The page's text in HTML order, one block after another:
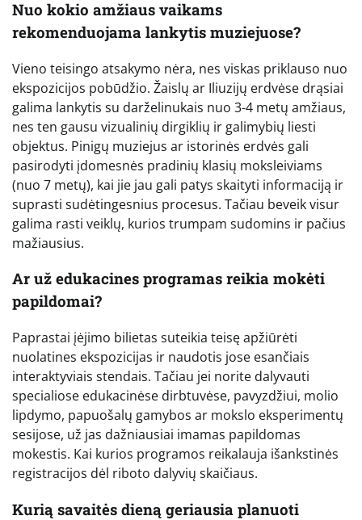
Nuo kokio amžiaus vaikams
rekomenduojama lankytis muziejuose?
Vieno teisingo atsakymo nėra, nes viskas priklauso nuo
ekspozicijos pobūdžio. Žaislų ar Iliuzijų erdvėse drąsiai
galima lankytis su darželinukais nuo 3-4 metų amžiaus,
nes ten gausu vizualinių dirgiklių ir galimybių liesti
objektus. Pinigų muziejus ar istorinės erdvės gali
pasirodyti įdomesnės pradinių klasių moksleiviams
(nuo 7 metų), kai jie jau gali patys skaityti informaciją ir
suprasti sudėtingesnius procesus. Tačiau beveik visur
galima rasti veiklų, kurios trumpam sudomins ir pačius
mažiausius.
Ar už edukacines programas reikia mokėti
papildomai?
Paprastai įėjimo bilietas suteikia teisę apžiūrėti
nuolatines ekspozicijas ir naudotis jose esančiais
interaktyviais stendais. Tačiau jei norite dalyvauti
specialiose edukacinėse dirbtuvėse, pavyzdžiui, molio
lipdymo, papuošalų gamybos ar mokslo eksperimentų
sesijose, už jas dažniausiai imamas papildomas
mokestis. Kai kurios programos reikalauja išankstinės
registracijos dėl riboto dalyvių skaičiaus.
Kurią savaitės dieną geriausia planuoti